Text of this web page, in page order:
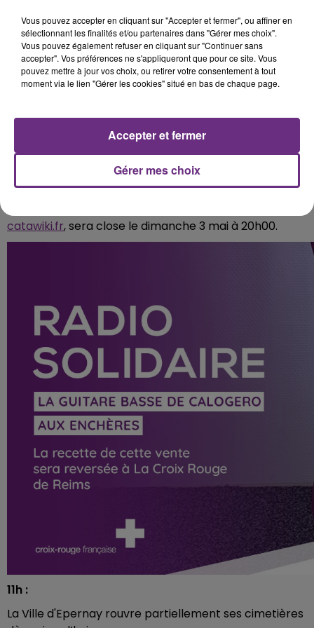
catawiki.fr, sera close le dimanche 3 mai à 20h00.
11h :
La Ville d'Epernay rouvre partiellement ses cimetières
Vous pouvez accepter en cliquant sur "Accepter et fermer", ou affiner en
sélectionnant les finalités et/ou partenaires dans "Gérer mes choix".
Vous pouvez également refuser en cliquant sur "Continuer sans
accepter". Vos préférences ne s'appliqueront que pour ce site. Vous
pouvez mettre à jour vos choix, ou retirer votre consentement à tout
moment via le lien "Gérer les cookies" situé en bas de chaque page.
Gérer mes choix
Accepter et fermer